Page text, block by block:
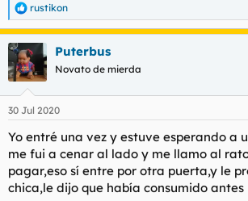
R
e
a
c
c
i
e
:
rustikon
Puterbus
Novato de mierda
30 Jul 2020
Yo entré una vez y estuve esperando a
me fui a cenar al lado y me llamo al
pagar,eso sí entre por otra puerta,y le
chica,le dijo que había consumido antes